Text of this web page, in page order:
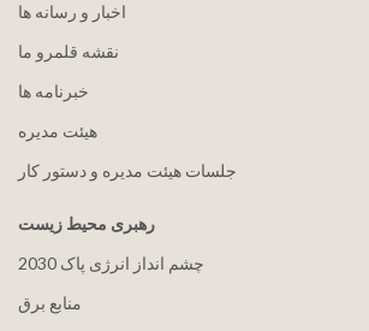
اخبار و رسانه ها
نقشه قلمرو ما
خبرنامه ها
هيئت مدیره
جلسات هیئت مدیره و دستور کار
رهبری محیط زیست
2030 چشم انداز انرژی پاک
منابع برق